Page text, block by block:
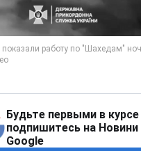
Будьте первыми в курсе
подпишитесь на Новини
Google